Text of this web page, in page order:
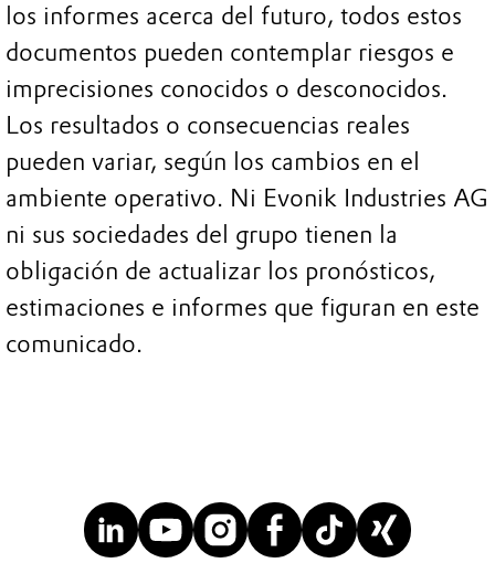
los informes acerca del futuro, todos estos
documentos pueden contemplar riesgos e
imprecisiones conocidos o desconocidos.
Los resultados o consecuencias reales
pueden variar, según los cambios en el
ambiente operativo. Ni Evonik Industries AG
ni sus sociedades del grupo tienen la
obligación de actualizar los pronósticos,
estimaciones e informes que figuran en este
comunicado.